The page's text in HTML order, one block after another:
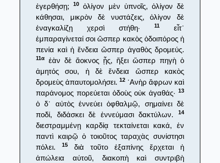
ἐγερθήσῃ;10
ὀλίγον μὲν ὑπνοῖς, ὀλίγον δὲ
κάθησαι, μικρὸν δὲ νυστάζεις, ὀλίγον δὲ
ἐναγκαλίζῃ χερσὶ στήθη·
11
εἶτ᾿
ἐμπαραγίνεταί σοι ὥσπερ κακὸς ὁδοιπόρος ἡ
πενία καὶ ἡ ἔνδεια ὥσπερ ἀγαθὸς δρομεύς.
11α
ἐὰν δὲ ἄοκνος ᾖς, ἥξει ὥσπερ πηγὴ ὁ
ἀμητός σου, ἡ δὲ ἔνδεια ὥσπερ κακὸς
δρομεὺς ἀπαυτομολήσει. 12 ᾿Ανὴρ ἄφρων καὶ
παράνομος πορεύεται ὁδοὺς οὐκ ἀγαθάς· 13
ὁ δ᾿ αὐτὸς ἐννεύει ὀφθαλμῷ, σημαίνει δὲ
ποδί, διδάσκει δὲ ἐννεύμασι δακτύλων.
14
διεστραμμένῃ καρδίᾳ τεκταίνεται κακά, ἐν
παντὶ καιρῷ ὁ τοιοῦτος ταραχὰς συνίστησι
πόλει.
15
διὰ τοῦτο ἐξαπίνης ἔρχεται ἡ
ἀπώλεια αὐτοῦ, διακοπὴ καὶ συντριβὴ